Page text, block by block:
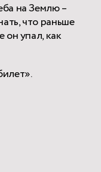
на Землю –
что раньше
он упал, как